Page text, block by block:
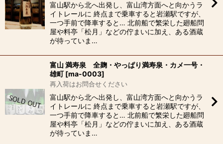
富山駅から北へ出発し、富山湾方面へと向かうラ
イトレールに 終点まで乗車すると岩瀬駅ですが、
一つ手前で降車すると… 北前船で繁栄した廻船問
屋や料亭「松月」などの佇まいに加え、ある酒蔵
が待っていま…
富山 満寿泉 全麹・やっぱり満寿泉・カメ一号・
雄町 [ma-0003]
再入荷はお問合せください
富山駅から北へ出発し、富山湾方面へと向かうラ
イトレールに 終点まで乗車すると岩瀬駅ですが、
一つ手前で降車すると… 北前船で繁栄した廻船問
屋や料亭「松月」などの佇まいに加え、ある酒蔵
が待っていま…